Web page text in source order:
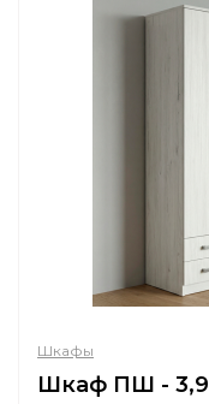
Шкафы
Шкаф ПШ - 3,9